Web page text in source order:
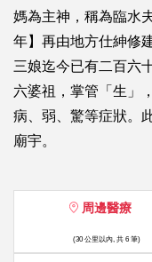
媽為主神，稱為臨水
年】再由地方仕紳修
三娘迄今已有二百六
六婆祖，掌管「生」
病、弱、驚等症狀。
廟宇。
周邊醫療
(30 公里以內, 共 6 筆)